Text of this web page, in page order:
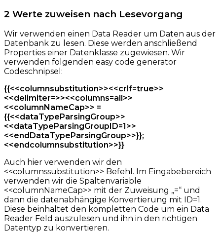
2 Werte zuweisen nach Lesevorgang
Wir verwenden einen Data Reader um Daten aus der
Datenbank zu lesen. Diese werden anschließend
Properties einer Datenklasse zugewiesen. Wir
verwenden folgenden easy code generator
Codeschnipsel:
{{<<columnsubstitution>><<crlf=true>>
<<delimiter=>><<columns=all>>
<<columnNameCap>> =
{{<<dataTypeParsingGroup>>
<<dataTypeParsingGroupID=1>>
<<endDataTypeParsingGroup>>}};
<<endcolumnsubstitution>>}}
Auch hier verwenden wir den
<<columnssubstitution>> Befehl. Im Eingabebereich
verwenden wir die Spaltenvariable
<<columnNameCap>> mit der Zuweisung „=“ und
dann die datenabhängige Konvertierung mit ID=1.
Diese beinhaltet den kompletten Code um ein Data
Reader Feld auszulesen und ihn in den richtigen
Datentyp zu konvertieren.